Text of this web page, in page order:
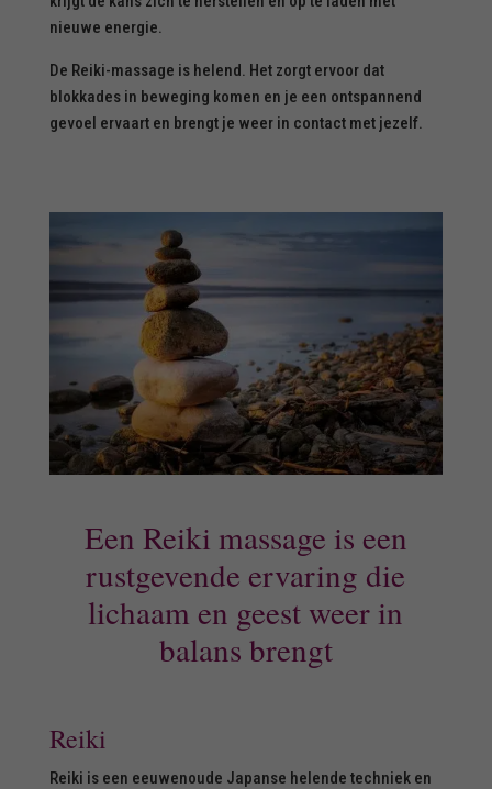
nieuwe energie.
De Reiki-massage is helend. Het zorgt ervoor dat
blokkades in beweging komen en je een ontspannend
gevoel ervaart en brengt je weer in contact met jezelf.
Een Reiki massage is een
rustgevende ervaring die
lichaam en geest weer in
balans brengt
Reiki
Reiki is een eeuwenoude Japanse helende techniek en